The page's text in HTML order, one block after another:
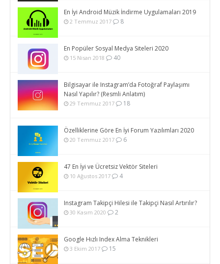
En İyi Android Müzik İndirme Uygulamaları 2019
2 Temmuz 2017 8
En Popüler Sosyal Medya Siteleri 2020
15 Nisan 2018 40
Bilgisayar ile Instagram’da Fotoğraf Paylaşımı
Nasıl Yapılır? (Resmli Anlatım)
29 Temmuz 2017 18
Özelliklerine Göre En İyi Forum Yazılımları 2020
20 Temmuz 2017 6
47 En İyi ve Ücretsiz Vektör Siteleri
10 Ağustos 2017 4
Instagram Takipçi Hilesi ile Takipçi Nasıl Artırılır?
30 Kasım 2020 2
Google Hızlı Index Alma Teknikleri
3 Ekim 2017 15